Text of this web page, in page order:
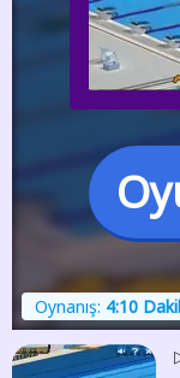
Oynanış: 4:10